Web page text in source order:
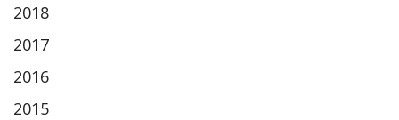
2018
2017
2016
2015